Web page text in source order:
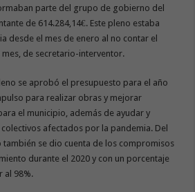
parte del grupo de gobierno del
de 614.284,14€. Este pleno estaba
desde el mes de enero al no contar el
de secretario-interventor.
se aprobó el presupuesto para el año
para realizar obras y mejorar
el municipio, además de ayudar y
afectados por la pandemia. Del
también se dio cuenta de los compromisos
durante el 2020 y con un porcentaje
al 98%.